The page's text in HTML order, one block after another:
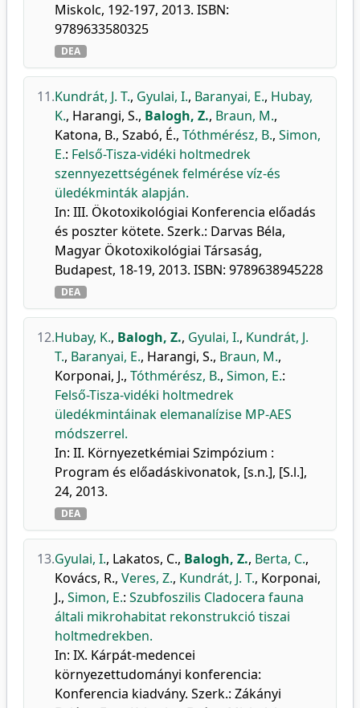
Miskolc, 192-197, 2013. ISBN:
9789633580325
DEA
11.Kundrát, J. T., Gyulai, I., Baranyai, E., Hubay,
K., Harangi, S., Balogh, Z., Braun, M.,
Katona, B., Szabó, É., Tóthmérész, B., Simon,
E.: Felső-Tisza-vidéki holtmedrek
szennyezettségének felmérése víz-és
üledékminták alapján.
In: III. Ökotoxikológiai Konferencia előadás
és poszter kötete. Szerk.: Darvas Béla,
Magyar Ökotoxikológiai Társaság,
Budapest, 18-19, 2013. ISBN: 9789638945228
DEA
12.Hubay, K., Balogh, Z., Gyulai, I., Kundrát, J.
T., Baranyai, E., Harangi, S., Braun, M.,
Korponai, J., Tóthmérész, B., Simon, E.:
Felső-Tisza-vidéki holtmedrek
üledékmintáinak elemanalízise MP-AES
módszerrel.
In: II. Környezetkémiai Szimpózium :
Program és előadáskivonatok, [s.n.], [S.l.],
24, 2013.
DEA
13.Gyulai, I., Lakatos, C., Balogh, Z., Berta, C.,
Kovács, R., Veres, Z., Kundrát, J. T., Korponai,
J., Simon, E.: Szubfoszilis Cladocera fauna
általi mikrohabitat rekonstrukció tiszai
holtmedrekben.
In: IX. Kárpát-medencei
környezettudományi konferencia:
Konferencia kiadvány. Szerk.: Zákányi